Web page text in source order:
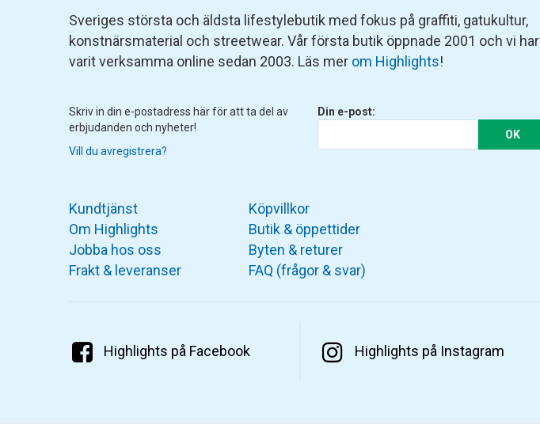
Sveriges största och äldsta lifestylebutik med fokus på graffiti, gatukultur,
konstnärsmaterial och streetwear. Vår första butik öppnade 2001 och vi har
varit verksamma online sedan 2003. Läs mer om Highlights!
Skriv in din e-postadress här för att ta del av
erbjudanden och nyheter!
Vill du avregistrera?
Din e-post:
OK
Kundtjänst
Om Highlights
Jobba hos oss
Frakt & leveranser
Köpvillkor
Butik & öppettider
Byten & returer
FAQ (frågor & svar)
Highlights på Facebook Highlights på Instagram